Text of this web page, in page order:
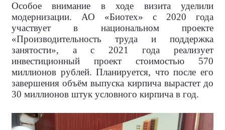
Особое внимание в ходе визита уделили
модернизации. АО «Биотех» с 2020 года
участвует в национальном проекте
«Производительность труда и поддержка
занятости», а с 2021 года реализует
инвестиционный проект стоимостью 570
миллионов рублей. Планируется, что после его
завершения объём выпуска кирпича вырастет до
30 миллионов штук условного кирпича в год.